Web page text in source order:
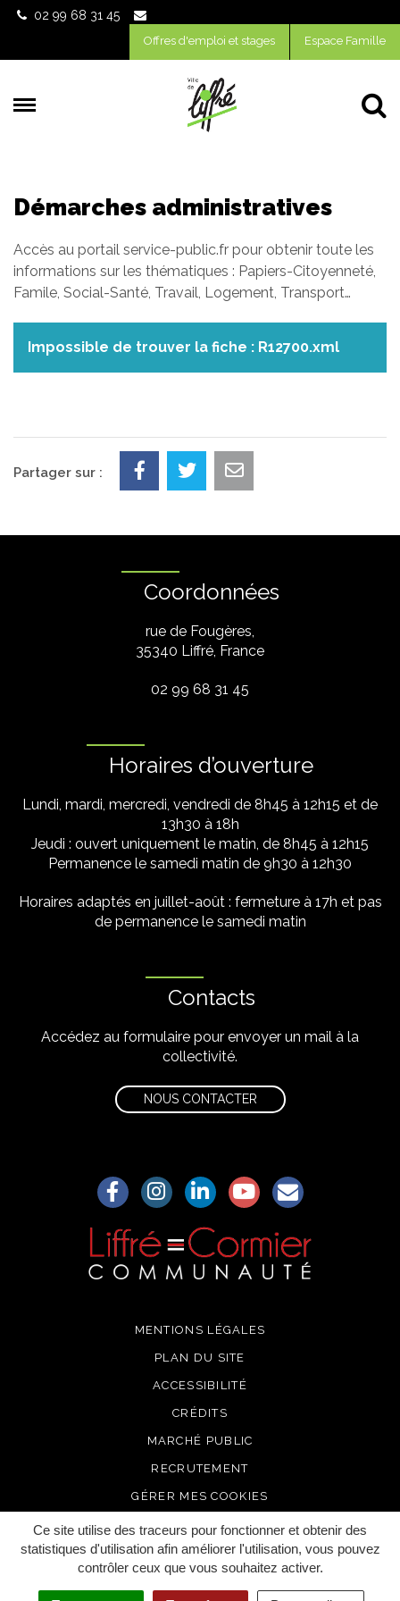
Gestion des traceurs
Ce site utilise des traceurs pour fonctionner et obtenir des
statistiques d'utilisation afin améliorer l'utilisation, vous pouvez
contrôler ceux que vous souhaitez activer.
02 99 68 31 45
Offres d'emploi et stages Espace Famille
Démarches administratives
Accès au portail service-public.fr pour obtenir toute les
informations sur les thématiques : Papiers-Citoyenneté,
Famile, Social-Santé, Travail, Logement, Transport…
Impossible de trouver la fiche : R12700.xml
Partager sur :
Coordonnées
rue de Fougères,
35340 Liffré, France
02 99 68 31 45
Horaires d’ouverture
Lundi, mardi, mercredi, vendredi de 8h45 à 12h15 et de
13h30 à 18h
Jeudi : ouvert uniquement le matin, de 8h45 à 12h15
Permanence le samedi matin de 9h30 à 12h30
Horaires adaptés en juillet-août : fermeture à 17h et pas
de permanence le samedi matin
Contacts
Accédez au formulaire pour envoyer un mail à la
collectivité.
NOUS CONTACTER
Lien vers le compte Facebook
Lien vers le compte Instagram
Lien vers le compte Linkedin
Lien vers la chaîne
S'aWonner à
MENTIONS LÉGALES
PLAN DU SITE
ACCESSIBILITÉ
CRÉDITS
MARCHÉ PUBLIC
RECRUTEMENT
GÉRER MES COOKIES